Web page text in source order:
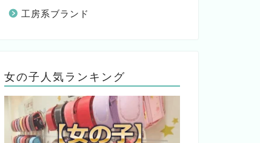
工房系ブランド
女の子人気ランキング